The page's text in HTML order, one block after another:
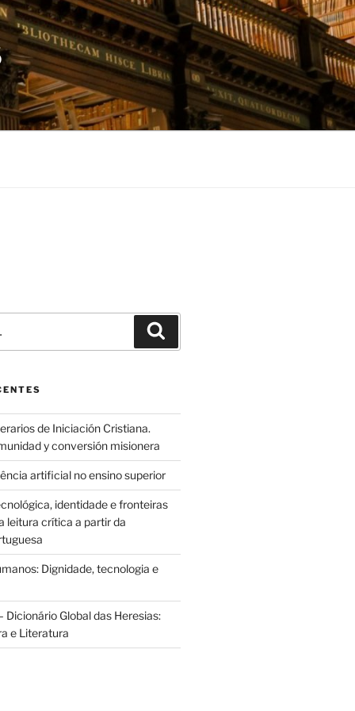
de Iniciación Cristiana.
y conversión misionera
artificial no ensino superior
identidade e fronteiras
leitura crítica a partir da
Dignidade, tecnologia e
Dicionário Global das Heresias:
e Literatura